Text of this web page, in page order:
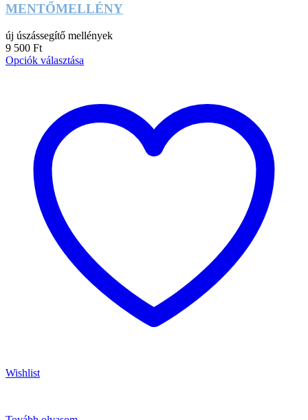
MENTŐMELLÉNY
új úszássegítő mellények
9 500 Ft
Opciók választása
Wishlist